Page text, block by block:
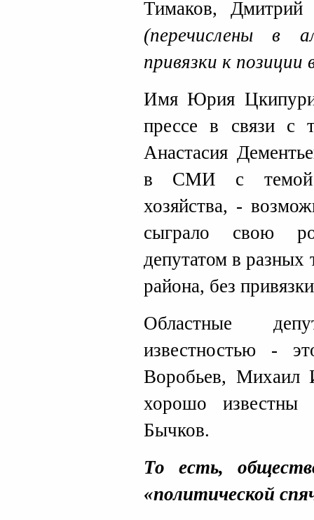
Тимаков,
(перечислены в
привязки к
Имя Юрия Цкипури
прессе в связи с
Анастасия
в СМИ с темой
хозяйства, -
сыграло свою
депутатом в разных
района, без
Областные
известностью -
Воробьев, Михаил
хорошо
Бычков.
То есть,
«политической